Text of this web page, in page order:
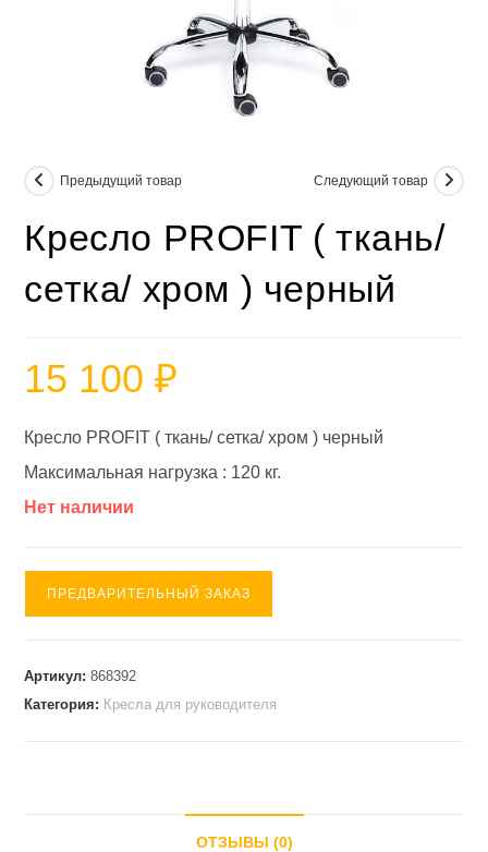
Предыдущий товар Следующий товар
Кресло PROFIT ( ткань/
сетка/ хром ) черный
15 100₽
Кресло PROFIT ( ткань/ сетка/ хром ) черный
Максимальная нагрузка : 120 кг.
Нет наличии
ПРЕДВАРИТЕЛЬНЫЙ ЗАКАЗ
Артикул:868392
Категория: Кресла для руководителя
ОТЗЫВЫ (0)